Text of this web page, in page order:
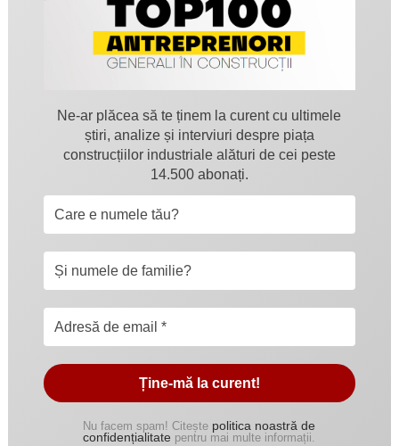
Ne-ar plăcea să te ținem la curent cu ultimele
știri, analize și interviuri despre piața
construcțiilor industriale alături de cei peste
14.500 abonați.
Nu facem spam! Citește politica noastră de
confidențialitate pentru mai multe informații.